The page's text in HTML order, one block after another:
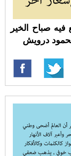
صباح الخير
درويش